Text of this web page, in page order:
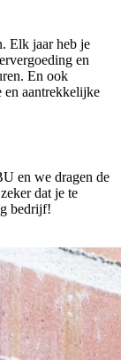
Elk jaar heb je
en
En ook
en aantrekkelijke
en we dragen de
dat je te
bedrijf!